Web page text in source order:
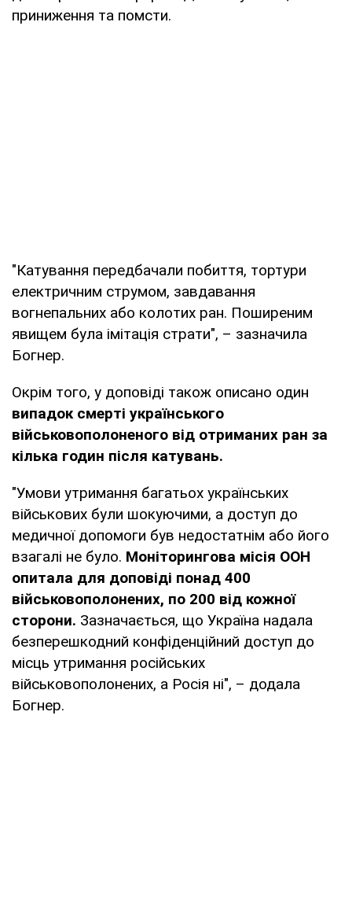
приниження та помсти.
"Катування передбачали побиття, тортури
електричним струмом, завдавання
вогнепальних або колотих ран. Поширеним
явищем була імітація страти", – зазначила
Богнер.
Окрім того, у доповіді також описано один
випадок смерті українського
військовополоненого від отриманих ран за
кілька годин після катувань.
"Умови утримання багатьох українських
військових були шокуючими, а доступ до
медичної допомоги був недостатнім або його
взагалі не було. Моніторингова місія ООН
опитала для доповіді понад 400
військовополонених, по 200 від кожної
сторони. Зазначається, що Україна надала
безперешкодний конфіденційний доступ до
місць утримання російських
військовополонених, а Росія ні", – додала
Богнер.